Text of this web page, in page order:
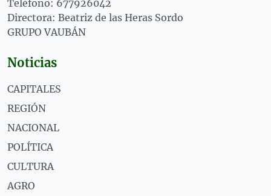
Teléfono: 677926042
Directora: Beatriz de las Heras Sordo
GRUPO VAUBÁN
Noticias
CAPITALES
REGIÓN
NACIONAL
POLÍTICA
CULTURA
AGRO